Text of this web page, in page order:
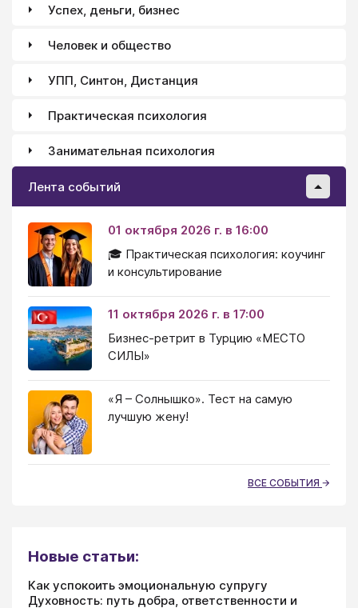
Успех, деньги, бизнес
Человек и общество
УПП, Синтон, Дистанция
Практическая психология
Занимательная психология
Лента событий
01 октября 2026 г. в 16:00
🎓 Практическая психология: коучинг
и консультирование
11 октября 2026 г. в 17:00
Бизнес-ретрит в Турцию «МЕСТО
СИЛЫ»
«Я – Солнышко». Тест на самую
лучшую жену!
ВСЕ СОБЫТИЯ
Новые статьи:
Как успокоить эмоциональную супругу
Духовность: путь добра, ответственности и